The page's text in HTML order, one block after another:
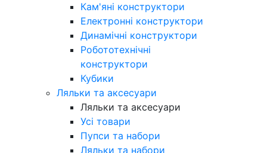
Кам'яні конструктори
Електронні конструктори
Динамічні конструктори
Робототехнічні
конструктори
Кубики
Ляльки та аксесуари
Ляльки та аксесуари
Усі товари
Пупси та набори
Ляльки та набори